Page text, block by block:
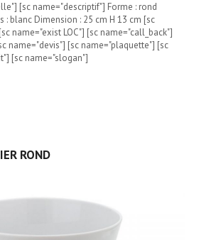
[sc name="descriptif"] Forme : rond
: blanc Dimension : 25 cm H 13 cm [sc
name="exist LOC"] [sc name="call_back"]
name="devis"] [sc name="plaquette"] [sc
[sc name="slogan"]
ROND